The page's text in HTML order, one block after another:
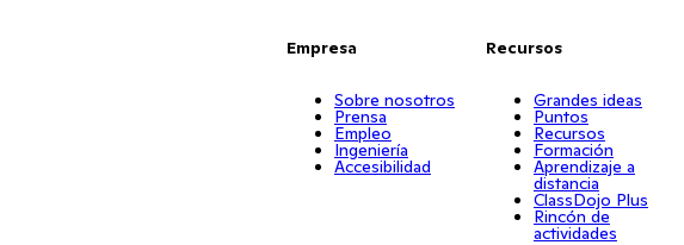
Empresa
Sobre nosotros
Prensa
Empleo
Ingeniería
Accesibilidad
Recursos
Grandes ideas
Puntos
Recursos
Formación
Aprendizaje a
distancia
ClassDojo Plus
Rincón de
actividades